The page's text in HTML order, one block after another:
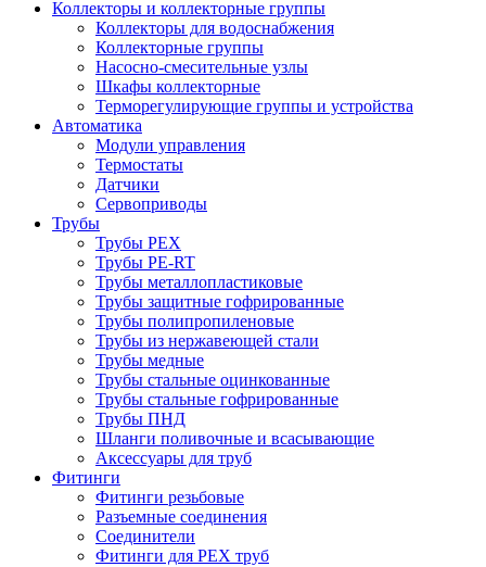
Коллекторы и коллекторные группы
Коллекторы для водоснабжения
Коллекторные группы
Насосно-смесительные узлы
Шкафы коллекторные
Терморегулирующие группы и устройства
Автоматика
Модули управления
Термостаты
Датчики
Сервоприводы
Трубы
Трубы PEX
Трубы PE-RT
Трубы металлопластиковые
Трубы защитные гофрированные
Трубы полипропиленовые
Трубы из нержавеющей стали
Трубы медные
Трубы стальные оцинкованные
Трубы стальные гофрированные
Трубы ПНД
Шланги поливочные и всасывающие
Аксессуары для труб
Фитинги
Фитинги резьбовые
Разъемные соединения
Соединители
Фитинги для PEX труб